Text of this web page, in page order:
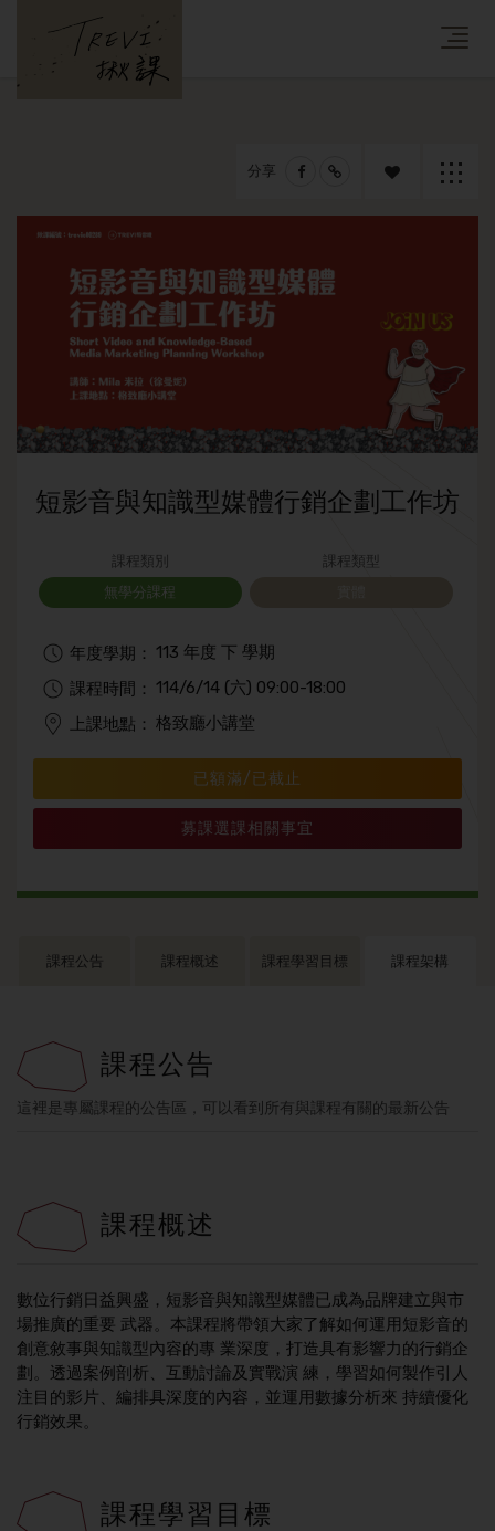
分享
短影音與知識型媒體行銷企劃工作坊
課程類別
無學分課程
課程類型
年度學期：
113 年度 下 學期
課程時間：
114/6/14 (六) 09:00-18:00
上課地點： 格致廳小講堂
已額滿/已截止
募課選課相關事宜
課程公告 課程概述 課程學習目標 課程架構
課程公告
這裡是專屬課程的公告區，可以看到所有與課程有關的最新公告
課程概述
數位行銷日益興盛，短影音與知識型媒體已成為品牌建立與市
場推廣的重要 武器。本課程將帶領大家了解如何運用短影音的
創意敘事與知識型內容的專 業深度，打造具有影響力的行銷企
劃。透過案例剖析、互動討論及實戰演 練，學習如何製作引人
注目的影片、編排具深度的內容，並運用數據分析來 持續優化
行銷效果。
課程學習目標